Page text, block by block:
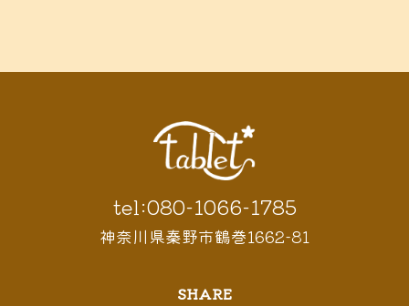
tel:080-1066-1785
神奈川県秦野市鶴巻1662-81
SHARE